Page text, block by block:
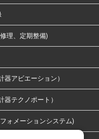
理、定期整備)
アビエーション）
テクノポート）
ォメーションシステム)